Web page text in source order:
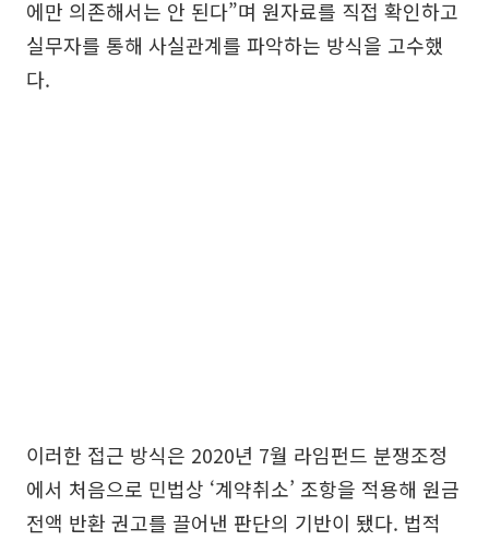
에만 의존해서는 안 된다”며 원자료를 직접 확인하고
실무자를 통해 사실관계를 파악하는 방식을 고수했
다.
이러한 접근 방식은 2020년 7월 라임펀드 분쟁조정
에서 처음으로 민법상 ‘계약취소’ 조항을 적용해 원금
전액 반환 권고를 끌어낸 판단의 기반이 됐다. 법적